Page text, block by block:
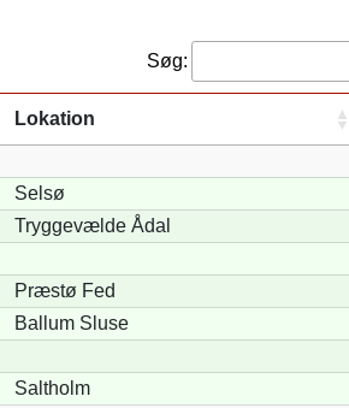
Søg:
Lokation
Selsø
Tryggevælde Ådal
Præstø Fed
Ballum Sluse
Saltholm